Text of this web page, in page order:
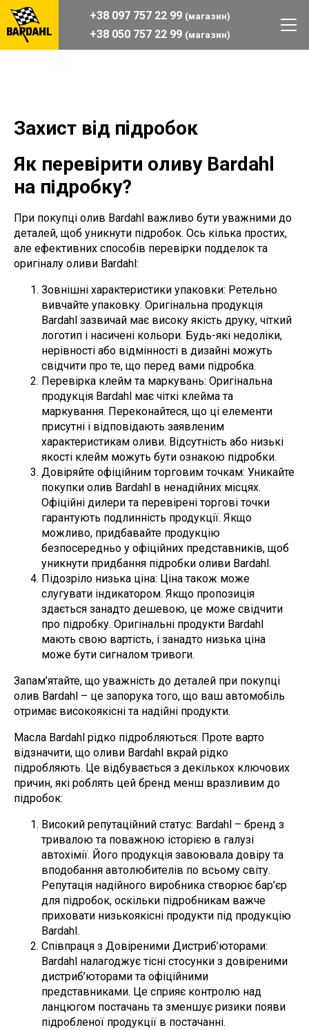
+38 097 757 22 99 (магазин)
+38 050 757 22 99 (магазин)
Захист вiд пiдробок
Як перевірити оливу Bardahl
на підробку?
При покупці олив Bardahl важливо бути уважними до
деталей, щоб уникнути підробок. Ось кілька простих,
але ефективних способів перевірки подделок та
оригіналу оливи Bardahl:
Зовнішні характеристики упаковки: Ретельно
вивчайте упаковку. Оригінальна продукція
Bardahl зазвичай має високу якість друку, чіткий
логотип і насичені кольори. Будь-які недоліки,
нерівності або відмінності в дизайні можуть
свідчити про те, що перед вами підробка.
Перевірка клейм та маркувань: Оригінальна
продукція Bardahl має чіткі клейма та
маркування. Переконайтеся, що ці елементи
присутні і відповідають заявленим
характеристикам оливи. Відсутність або низькі
якості клейм можуть бути ознакою підробки.
Довіряйте офіційним торговим точкам: Уникайте
покупки олив Bardahl в ненадійних місцях.
Офіційні дилери та перевірені торгові точки
гарантують подлинність продукції. Якщо
можливо, придбавайте продукцію
безпосередньо у офіційних представників, щоб
уникнути придбання підробки оливи Bardahl.
Підозріло низька ціна: Ціна також може
слугувати індикатором. Якщо пропозиція
здається занадто дешевою, це може свідчити
про підробку. Оригінальні продукти Bardahl
мають свою вартість, і занадто низька ціна
може бути сигналом тривоги.
Запам’ятайте, що уважність до деталей при покупці
олив Bardahl – це запорука того, що ваш автомобіль
отримає високоякісні та надійні продукти.
Масла Bardahl рідко підробляються: Проте варто
відзначити, що оливи Bardahl вкрай рідко
підробляють. Це відбувається з декількох ключових
причин, які роблять цей бренд менш вразливим до
підробок:
Високий репутаційний статус: Bardahl – бренд з
тривалою та поважною історією в галузі
автохімії. Його продукція завоювала довіру та
вподобання автолюбителів по всьому світу.
Репутація надійного виробника створює бар’єр
для підробок, оскільки підробникам важче
приховати низькоякісні продукти під продукцію
Bardahl.
Співпраця з Довіреними Дистриб’юторами:
Bardahl налагоджує тісні стосунки з довіреними
дистриб’юторами та офіційними
представниками. Це сприяє контролю над
ланцюгом постачань та зменшує ризики появи
підробленої продукції в постачанні.